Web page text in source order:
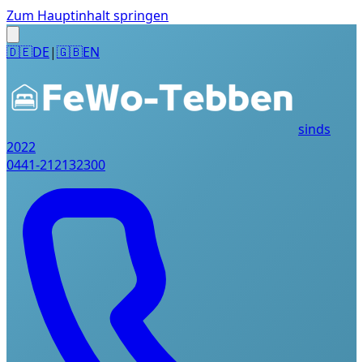
Zum Hauptinhalt springen
🇩🇪DE|🇬🇧EN
sinds
2022
0441-212132300